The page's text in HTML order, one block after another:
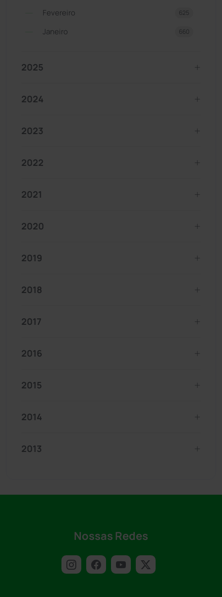
Fevereiro 625
Janeiro 660
2025
2024
2023
2022
2021
2020
2019
2018
2017
2016
2015
2014
2013
Nossas Redes